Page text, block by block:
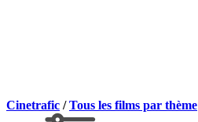
Cinetrafic /Tous les films par thème